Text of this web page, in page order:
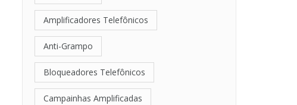
Amplificadores Telefônicos
Anti-Grampo
Bloqueadores Telefônicos
Campainhas Amplificadas